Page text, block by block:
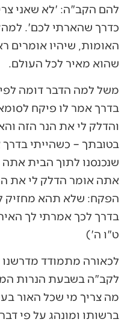
להם הקב"ה: 'לא שאני
כדרך שהארתי לכם'.
האומות, שיהיו אומרים
שהוא מאיר לכל העולם.
משל למה הדבר דומה
בדרך אמר לו פיקח
והדלק לי את הנר הזה
בטובתך – כשהייתי
שנכנסנו לתוך הבית אתה
אתה אומר הדלק לי את
הפקח: שלא תהא מחזיק
בדרך לכך אמרתי לך
ט"ו ה')
לכאורה מתמודד
לקב"ה בשבעת הנרות
מה צריך מי שכל האור
ברשותו ומונהג על פי